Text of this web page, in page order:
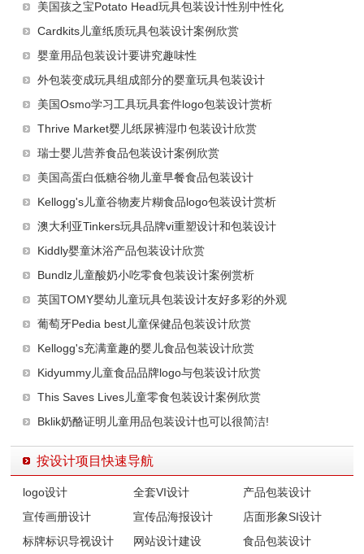
美国孩之宝Potato Head玩具包装设计性别中性化
Cardkits儿童纸质玩具包装设计案例欣赏
婴童用品包装设计要讲究趣味性
外包装变成玩具组成部分的婴童玩具包装设计
美国Osmo学习工具玩具套件logo包装设计赏析
Thrive Market婴儿纸尿裤湿巾包装设计欣赏
瑞士婴儿营养食品包装设计案例欣赏
美国高蛋白低糖谷物儿童早餐食品包装设计
Kellogg's儿童谷物麦片糊食品logo包装设计赏析
澳大利亚Tinkers玩具品牌vi重塑设计和包装设计
Kiddly婴童沐浴产品包装设计欣赏
Bundlz儿童酸奶小吃零食包装设计案例赏析
英国TOMY婴幼儿童玩具包装设计友好多彩的外观
葡萄牙Pedia best儿童保健品包装设计欣赏
Kellogg's充满童趣的婴儿食品包装设计欣赏
Kidyummy儿童食品品牌logo与包装设计欣赏
This Saves Lives儿童零食包装设计案例欣赏
Bklik奶酪证明儿童用品包装设计也可以很简洁!
按设计项目快速导航
logo设计 全套VI设计
产品包装设计
宣传画册设计
宣传品海报设计
店面形象SI设计
标牌标识导视设计
网站设计建设
食品包装设计